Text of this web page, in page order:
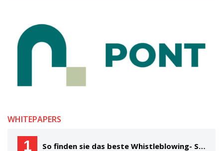
WHITEPAPERS
1 So finden sie das beste Whistleblowing- System für Ihre Organisation Ein Käuferleitfaden